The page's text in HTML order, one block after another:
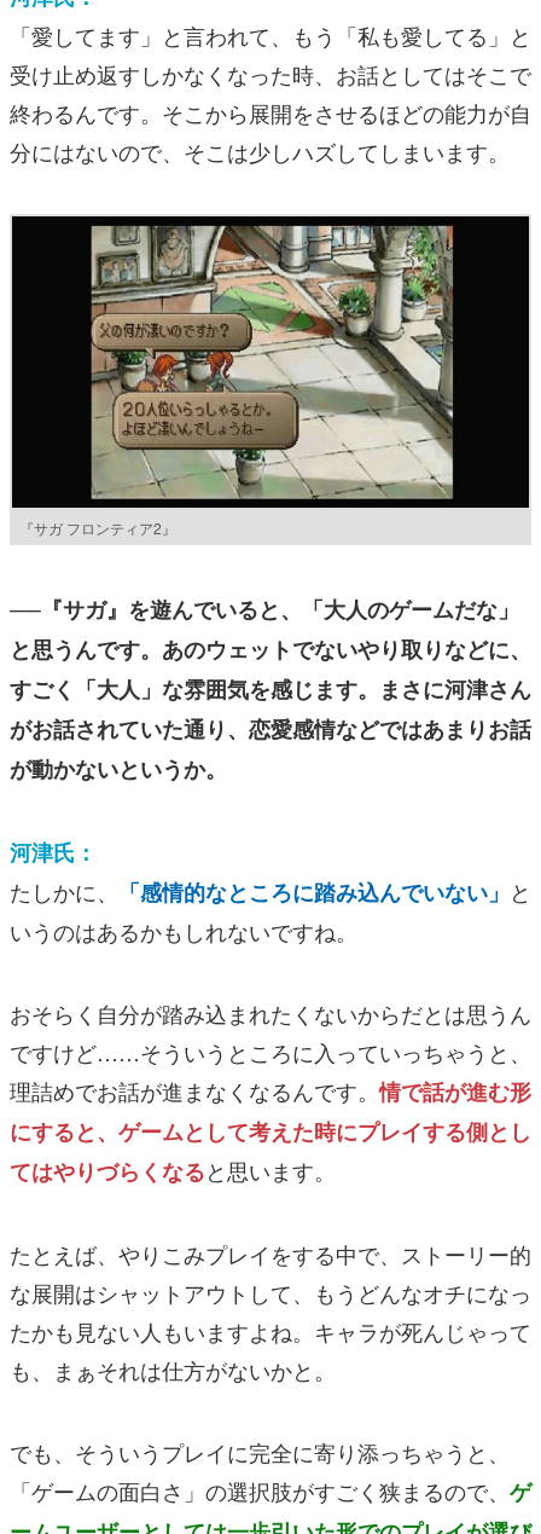
「愛してます」と言われて、もう「私も愛してる」と
受け止め返すしかなくなった時、お話としてはそこで
終わるんです。そこから展開をさせるほどの能力が自
分にはないので、そこは少しハズしてしまいます。
『サガ フロンティア2』
──『サガ』を遊んでいると、「大人のゲームだな」
と思うんです。あのウェットでないやり取りなどに、
すごく「大人」な雰囲気を感じます。まさに河津さん
がお話されていた通り、恋愛感情などではあまりお話
が動かないというか。
河津氏：
たしかに、
「感情的なところに踏み込んでいない」 と
いうのはあるかもしれないですね。
おそらく自分が踏み込まれたくないからだとは思うん
ですけど……そういうところに入っていっちゃうと、
理詰めでお話が進まなくなるんです。情で話が進む形
にすると、ゲームとして考えた時にプレイする側とし
てはやりづらくなると思います。
たとえば、やりこみプレイをする中で、ストーリー的
な展開はシャットアウトして、もうどんなオチになっ
たかも見ない人もいますよね。キャラが死んじゃって
も、まぁそれは仕方がないかと。
でも、そういうプレイに完全に寄り添っちゃうと、
「ゲームの面白さ」の選択肢がすごく狭まるので、 ゲ